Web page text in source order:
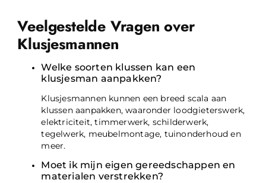
Veelgestelde Vragen over
Klusjesmannen
Welke soorten klussen kan een
klusjesman aanpakken?
Klusjesmannen kunnen een breed scala aan
klussen aanpakken, waaronder loodgieterswerk,
elektriciteit, timmerwerk, schilderwerk,
tegelwerk, meubelmontage, tuinonderhoud en
meer.
Moet ik mijn eigen gereedschappen en
materialen verstrekken?